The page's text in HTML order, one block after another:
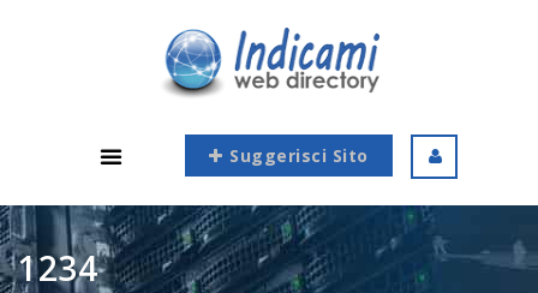
Suggerisci Sito
1234